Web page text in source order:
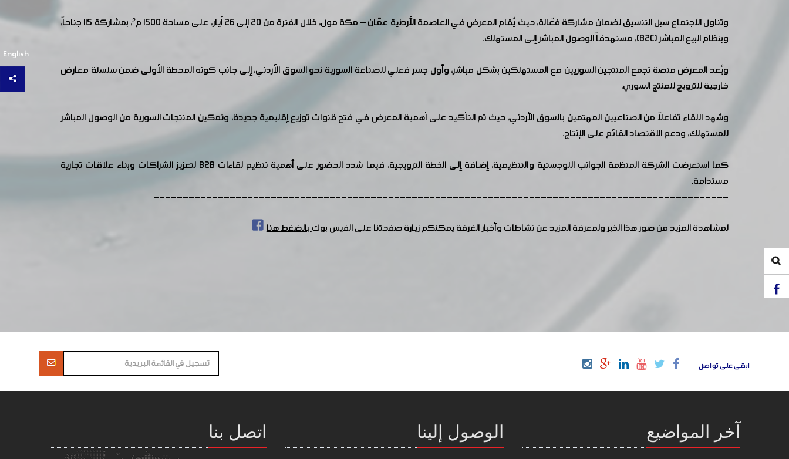
English
وتناول الاجتماع سبل التنسيق لضمان مشاركة فعّالة، حيث يُقام المعرض في العاصمة الأردنية عمّان – مكة مول، خلال الفترة من 20 إلى 26 أيار، على مساحة 1500 م²، بمشاركة 115 جناحاً،
وبنظام البيع المباشر (B2C)، مستهدفاً الوصول المباشر إلى المستهلك.
ويُعد المعرض منصة تجمع المنتجين السوريين مع المستهلكين بشكل مباشر، وأول جسر فعلي للصناعة السورية نحو السوق الأردني، إلى جانب كونه المحطة الأولى ضمن سلسلة معارض
خارجية للترويج للمنتج السوري.
وشهد اللقاء تفاعلاً من الصناعيين المهتمين بالسوق الأردني، حيث تم التأكيد على أهمية المعرض في فتح قنوات توزيع إقليمية جديدة، وتمكين المنتجات السورية من الوصول المباشر
للمستهلك، ودعم الاقتصاد القائم على الإنتاج.
كما استعرضت الشركة المنظمة الجوانب اللوجستية والتنظيمية، إضافة إلى الخطة الترويجية، فيما شدد الحضور على أهمية تنظيم لقاءات B2B لتعزيز الشراكات وبناء علاقات تجارية
مستدامة.
--------------------------------------------------------------------------------------------------
لمشاهدة المزيد من صور هذا الخبر ولمعرفة المزيد عن نشاطات وأخبار الغرفة يمكنكم زيارة صفحتنا على الفيس بوكبالضغط هنا
ابقى على تواصل
آخر المواضيع الوصول إلينا اتصل بنا